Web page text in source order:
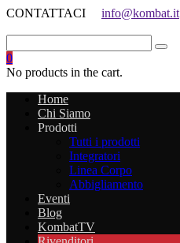
CONTATTACI info@kombat.it
0
No products in the cart.
Home
Chi Siamo
Prodotti
Tutti i prodotti
Integratori
Linea Corpo
Abbigliamento
Eventi
Blog
KombatTV